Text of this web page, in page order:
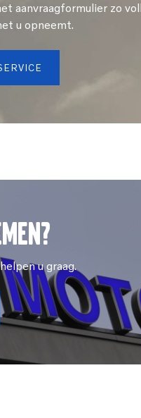
aanvraagformulier zo
u opneemt.
u graag.